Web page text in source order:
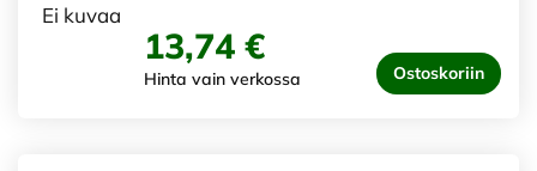
Ei kuvaa
13,74 €
Hinta vain verkossa Ostoskoriin